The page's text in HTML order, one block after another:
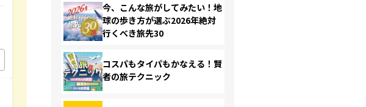
今、こんな旅がしてみたい！地
球の歩き方が選ぶ2026年絶対
行くべき旅先30
コスパもタイパもかなえる！賢
者の旅テクニック